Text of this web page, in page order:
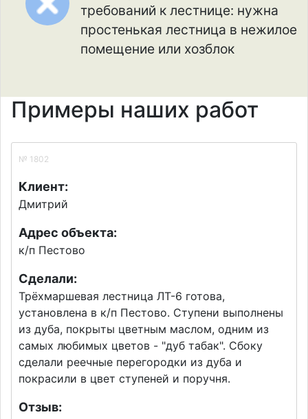
требований к лестнице: нужна
простенькая лестница в нежилое
помещение или хозблок
Примеры наших работ
№ 1802
Клиент:
Дмитрий
Адрес объекта:
к/п Пестово
Сделали:
Трёхмаршевая лестница ЛТ-6 готова,
установлена в к/п Пестово. Ступени выполнены
из дуба, покрыты цветным маслом, одним из
самых любимых цветов - "дуб табак". Сбоку
сделали реечные перегородки из дуба и
покрасили в цвет ступеней и поручня.
Отзыв: